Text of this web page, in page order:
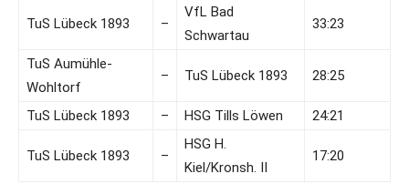
TuS Lübeck 1893 –
VfL Bad
Schwartau
33:23
TuS Aumühle-
Wohltorf
– TuS Lübeck 1893 28:25
TuS Lübeck 1893 – HSG Tills Löwen 24:21
TuS Lübeck 1893 –
HSG H.
Kiel/Kronsh. II
17:20